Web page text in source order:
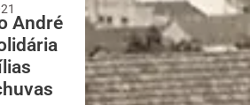
André